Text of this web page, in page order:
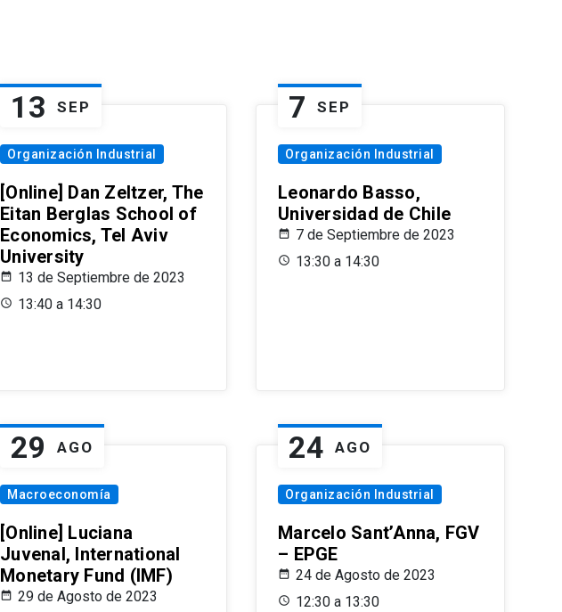
13 SEP
Organización Industrial
[Online] Dan Zeltzer, The
Eitan Berglas School of
Economics, Tel Aviv
University
13 de Septiembre de 2023
13:40 a 14:30
7 SEP
Organización Industrial
Leonardo Basso,
Universidad de Chile
7 de Septiembre de 2023
13:30 a 14:30
29 AGO
Macroeconomía
[Online] Luciana
Juvenal, International
Monetary Fund (IMF)
29 de Agosto de 2023
24 AGO
Organización Industrial
Marcelo Sant’Anna, FGV
– EPGE
24 de Agosto de 2023
12:30 a 13:30